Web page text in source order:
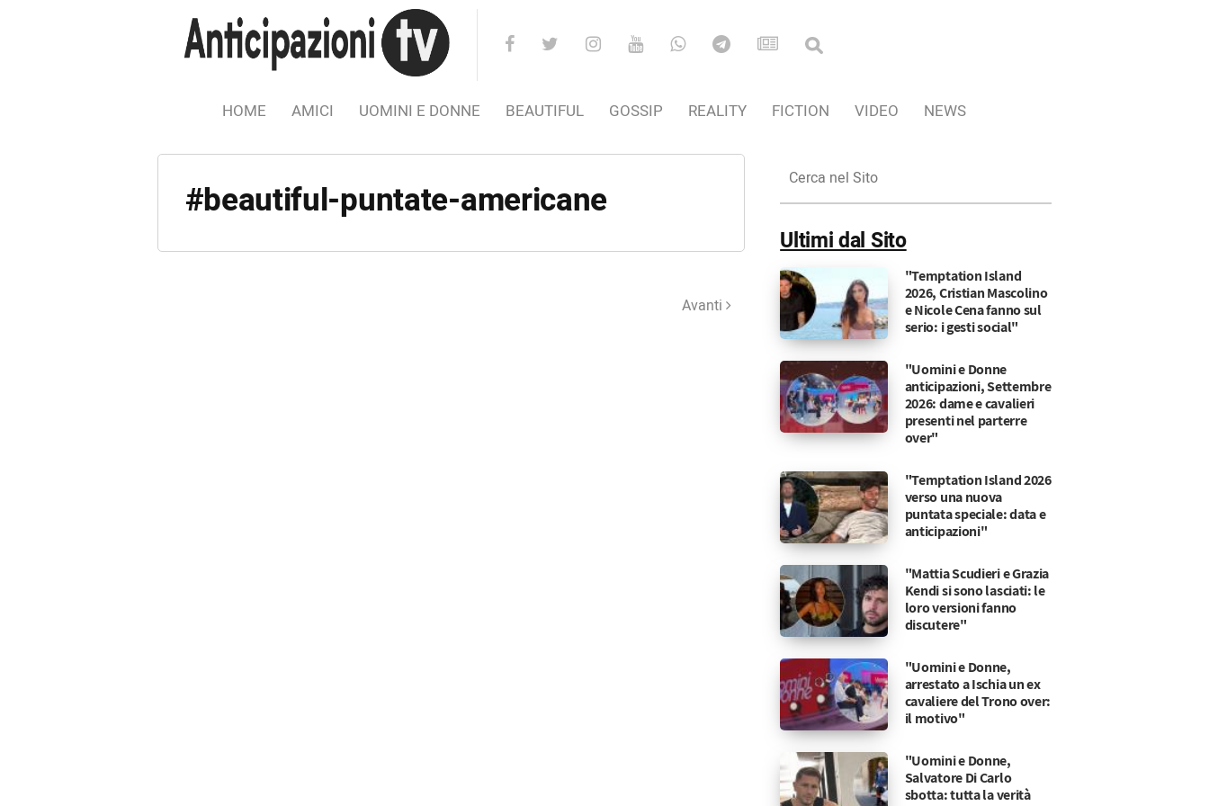
HOME AMICI UOMINI E DONNE BEAUTIFUL GOSSIP REALITY FICTION VIDEO NEWS
#beautiful-puntate-americane
Avanti
nel
Sito
Ultimi dal Sito
"Temptation Island
2026, Cristian Mascolino
e Nicole Cena fanno sul
serio: i gesti social"
"Uomini e Donne
anticipazioni, Settembre
2026: dame e cavalieri
presenti nel parterre
over"
"Temptation Island 2026
verso una nuova
puntata speciale: data e
anticipazioni"
"Mattia Scudieri e Grazia
Kendi si sono lasciati: le
loro versioni fanno
discutere"
"Uomini e Donne,
arrestato a Ischia un ex
cavaliere del Trono over:
il motivo"
"Uomini e Donne,
Salvatore Di Carlo
sbotta: tutta la verità